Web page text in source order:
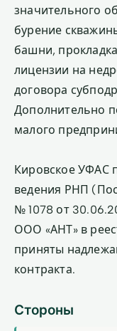
значительного
бурение
башни,
лицензии на
договора
Дополнительно
малого
Кировское УФАС
ведения РНП
№ 1078 от
ООО «АНТ» в
приняты
контракта.
Стороны